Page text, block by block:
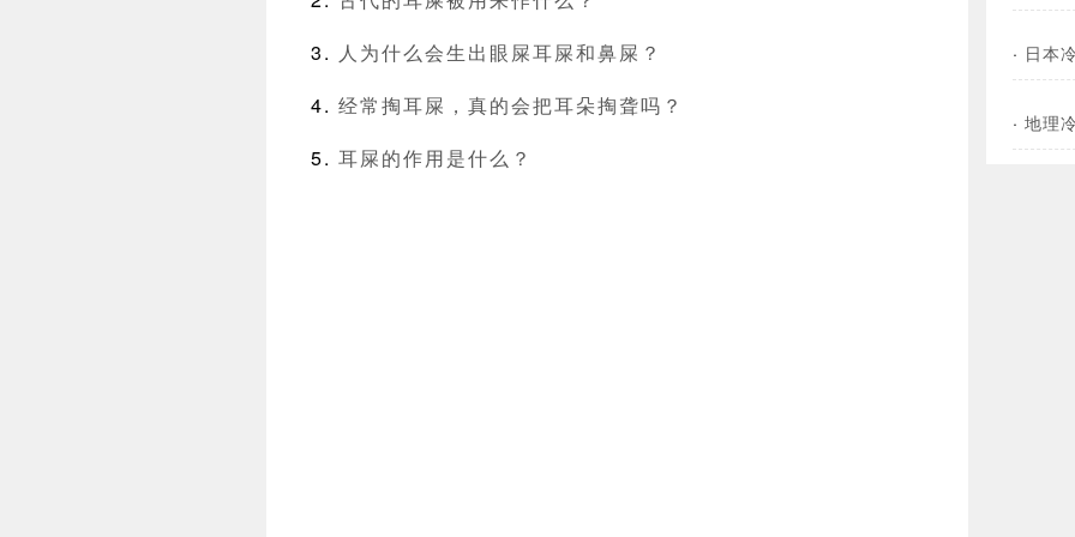
人为什么会生出眼屎耳屎和鼻屎？
经常掏耳屎，真的会把耳朵掏聋吗？
耳屎的作用是什么？
· 日本
· 地理